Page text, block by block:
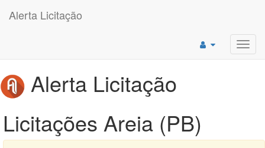
Alerta Licitação
Alerta Licitação
Licitações Areia (PB)